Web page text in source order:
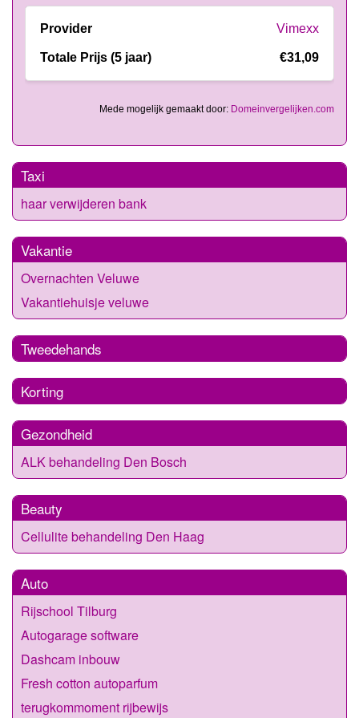
Vimexx
€31,09
Mede mogelijk gemaakt door: Domeinvergelijken.com
Taxi
haar verwijderen bank
Vakantie
Overnachten Veluwe
Vakantiehuisje veluwe
Tweedehands
Korting
Gezondheid
ALK behandeling Den Bosch
Beauty
Cellulite behandeling Den Haag
Auto
Rijschool Tilburg
Autogarage software
Dashcam inbouw
Fresh cotton autoparfum
terugkommoment rijbewijs